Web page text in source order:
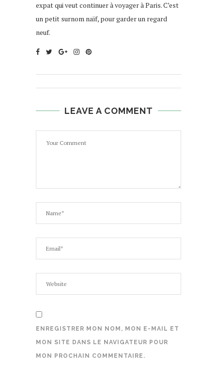
expat qui veut continuer à voyager à Paris. C’est
un petit surnom naïf, pour garder un regard
neuf.
LEAVE A COMMENT
ENREGISTRER MON NOM, MON E-MAIL ET
MON SITE DANS LE NAVIGATEUR POUR
MON PROCHAIN COMMENTAIRE.